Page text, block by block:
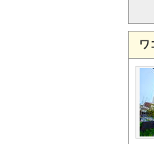
ワ